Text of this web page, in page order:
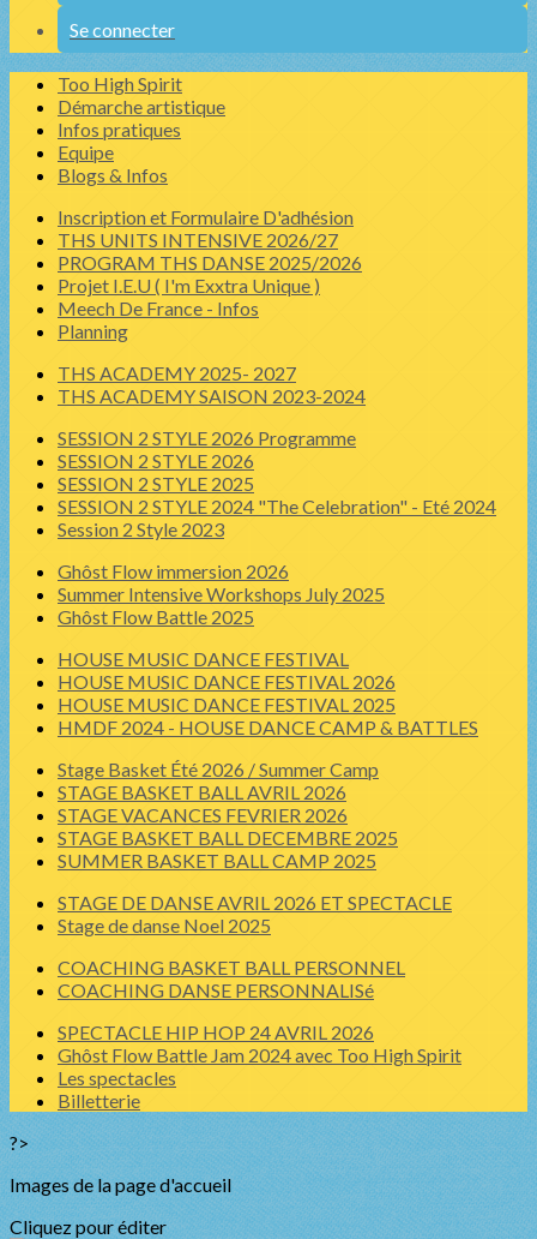
Se connecter
Too High Spirit
Démarche artistique
Infos pratiques
Equipe
Blogs & Infos
Inscription et Formulaire D'adhésion
THS UNITS INTENSIVE 2026/27
PROGRAM THS DANSE 2025/2026
Projet I.E.U ( I'm Exxtra Unique )
Meech De France - Infos
Planning
THS ACADEMY 2025- 2027
THS ACADEMY SAISON 2023-2024
SESSION 2 STYLE 2026 Programme
SESSION 2 STYLE 2026
SESSION 2 STYLE 2025
SESSION 2 STYLE 2024 "The Celebration" - Eté 2024
Session 2 Style 2023
Ghôst Flow immersion 2026
Summer Intensive Workshops July 2025
Ghôst Flow Battle 2025
HOUSE MUSIC DANCE FESTIVAL
HOUSE MUSIC DANCE FESTIVAL 2026
HOUSE MUSIC DANCE FESTIVAL 2025
HMDF 2024 - HOUSE DANCE CAMP & BATTLES
Stage Basket Été 2026 / Summer Camp
STAGE BASKET BALL AVRIL 2026
STAGE VACANCES FEVRIER 2026
STAGE BASKET BALL DECEMBRE 2025
SUMMER BASKET BALL CAMP 2025
STAGE DE DANSE AVRIL 2026 ET SPECTACLE
Stage de danse Noel 2025
COACHING BASKET BALL PERSONNEL
COACHING DANSE PERSONNALISé
SPECTACLE HIP HOP 24 AVRIL 2026
Ghôst Flow Battle Jam 2024 avec Too High Spirit
Les spectacles
Billetterie
?>
Images de la page d'accueil
Cliquez pour éditer